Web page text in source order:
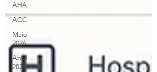
AHA
ACC
Maio
2026
Abril
2026